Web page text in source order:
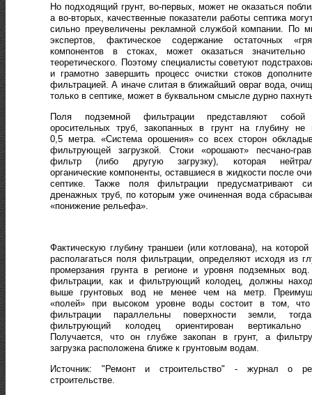
Но подходящий грунт, во-первых, может не оказаться
а во-вторых, качественные показатели работы септика
сильно преувеличены рекламной службой компании. По
экспертов, фактическое содержание остаточных
компонентов в стоках, может оказаться
теоретического. Поэтому специалисты советуют
и грамотно завершить процесс очистки стоков
фильтрацией. А иначе слитая в ближайший овраг вода,
только в септике, может в буквальном смысле дурно
Поля подземной фильтрации представляют собой
оросительных труб, закопанных в грунт на глубину не
0,5 метра. «Система орошения» со всех сторон
фильтрующей загрузкой. Стоки «орошают» песчано-
фильтр (либо другую загрузку), которая
органические компоненты, оставшиеся в жидкости после
септике. Также поля фильтрации предусматривают
дренажных труб, по которым уже очиненная вода
«понижение рельефа».
Фактическую глубину траншеи (или котлована), на которой
располагаться поля фильтрации, определяют исходя из
промерзания грунта в регионе и уровня подземных
фильтрации, как и фильтрующий колодец, должны
выше грунтовых вод не менее чем на метр.
«полей» при высоком уровне воды состоит в том,
фильтрации параллельны поверхности земли,
фильтрующий колодец ориентирован вертикально
Получается, что он глубже закопан в грунт, а
загрузка расположена ближе к грунтовым водам.
Источник: "Ремонт и строительство" - журнал о
строительстве.